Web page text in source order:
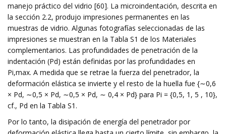
manejo práctico del vidrio [60]. La microindentación, descrita en
la sección 2.2, produjo impresiones permanentes en las
muestras de vidrio. Algunas fotografías seleccionadas de las
impresiones se muestran en la Tabla S1 de los Materiales
complementarios. Las profundidades de penetración de la
indentación (Pd) están definidas por las profundidades en
Pi,max. A medida que se retrae la fuerza del penetrador, la
deformación elástica se invierte y el resto de la huella fue {∼0,6
× Pd, ∼0,5 × Pd, ∼0,5 × Pd, ∼ 0,4 × Pd} para Pi = {0,5, 1, 5 , 10},
cf., Pd en la Tabla S1.
Por lo tanto, la disipación de energía del penetrador por